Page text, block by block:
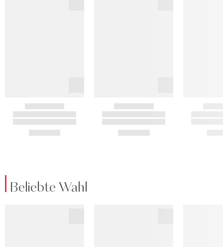
Beliebte Wahl